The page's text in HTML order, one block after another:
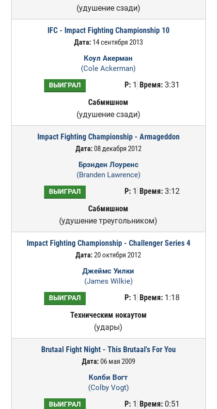
(удушение сзади)
IFC - Impact Fighting Championship 10
Дата:14 сентября 2013
Коул Акерман
(Cole Ackerman)
ВЫИГРАЛ Р:1 Время:3:31
Сабмишном
(удушение сзади)
Impact Fighting Championship - Armageddon
Дата:08 декабря 2012
Брэнден Лоуренс
(Branden Lawrence)
ВЫИГРАЛ Р:1 Время:3:12
Сабмишном
(удушение треугольником)
Impact Fighting Championship - Challenger Series 4
Дата:20 октября 2012
Джеймс Уилки
(James Wilkie)
ВЫИГРАЛ Р:1 Время:1:18
Техническим нокаутом
(удары)
Brutaal Fight Night - This Brutaal's For You
Дата:06 мая 2009
Колби Вогт
(Colby Vogt)
ВЫИГРАЛ Р:1 Время:0:51